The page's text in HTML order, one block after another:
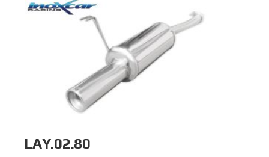
LAY.02.80